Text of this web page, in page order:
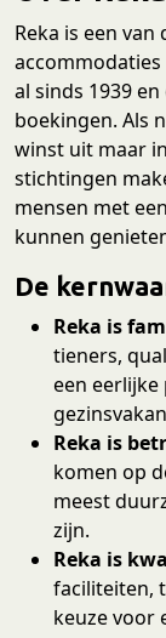
Reka is een
al sinds 1939
boekingen. Als
winst uit maar
stichtingen
mensen met
kunnen
De
Reka is
tieners,
een eerlijke
Reka is
komen op
meest
zijn.
Reka is
faciliteiten,
keuze voor